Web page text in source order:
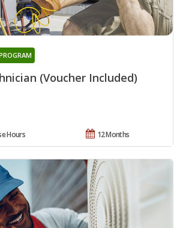
(Voucher Included)
12 Months
Hours